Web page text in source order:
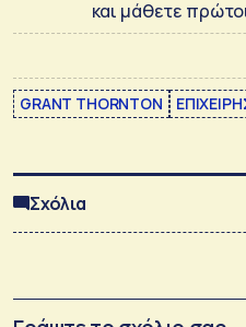
και μάθετε
GRANT THORNTON
Σχόλια